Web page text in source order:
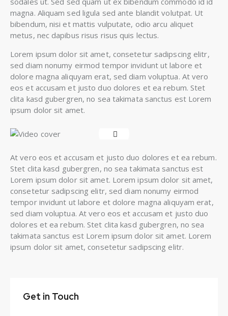
magna. Aliquam sed ligula sed ante blandit volutpat. Ut
bibendum, nisi et mattis vulputate, odio arcu aliquet
metus, nec dapibus risus risus quis lectus.
Lorem ipsum dolor sit amet, consetetur sadipscing elitr,
sed diam nonumy eirmod tempor invidunt ut labore et
dolore magna aliquyam erat, sed diam voluptua. At vero
eos et accusam et justo duo dolores et ea rebum. Stet
clita kasd gubergren, no sea takimata sanctus est Lorem
ipsum dolor sit amet.
At vero eos et accusam et justo duo dolores et ea rebum.
Stet clita kasd gubergren, no sea takimata sanctus est
Lorem ipsum dolor sit amet. Lorem ipsum dolor sit amet,
consetetur sadipscing elitr, sed diam nonumy eirmod
tempor invidunt ut labore et dolore magna aliquyam erat,
sed diam voluptua. At vero eos et accusam et justo duo
dolores et ea rebum. Stet clita kasd gubergren, no sea
takimata sanctus est Lorem ipsum dolor sit amet. Lorem
ipsum dolor sit amet, consetetur sadipscing elitr.
Get in Touch